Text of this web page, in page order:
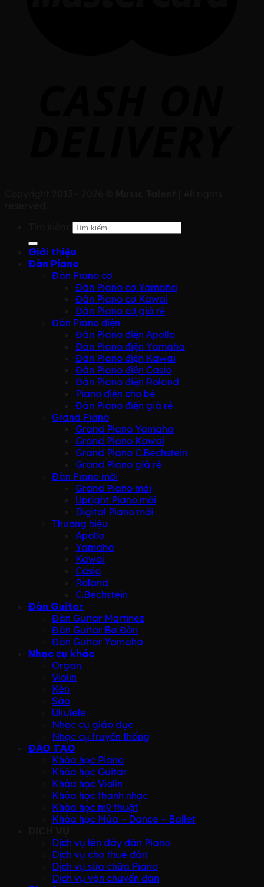
Giới thiệu
Đàn Piano
Đàn Piano cơ
Đàn Piano cơ Yamaha
Đàn Piano cơ Kawai
Đàn Piano cơ giá rẻ
Đàn Piano điện
Đàn Piano điện Apollo
Đàn Piano điện Yamaha
Đàn Piano điện Kawai
Đàn Piano điện Casio
Đàn Piano điện Roland
Piano điện cho bé
Đàn Piano điện giá rẻ
Grand Piano
Grand Piano Yamaha
Grand Piano Kawai
Grand Piano C.Bechstein
Grand Piano giá rẻ
Đàn Piano mới
Grand Piano mới
Upright Piano mới
Digital Piano mới
Thương hiệu
Apollo
Yamaha
Kawai
Casio
Roland
C.Bechstein
Đàn Guitar
Đàn Guitar Martinez
Đàn Guitar Ba Đờn
Đàn Guitar Yamaha
Nhạc cụ khác
Organ
Violin
Kèn
Sáo
Ukulele
Nhạc cụ giáo dục
Nhạc cụ truyền thống
ĐÀO TẠO
Khóa học Piano
Khóa học Guitar
Khóa học Violin
Khóa học thanh nhạc
Khóa học mỹ thuật
Khóa học Múa – Dance – Ballet
Dịch vụ lên dây đàn Piano
Dịch vụ cho thuê đàn
Dịch vụ sửa chữa Piano
Dịch vụ vận chuyển đàn